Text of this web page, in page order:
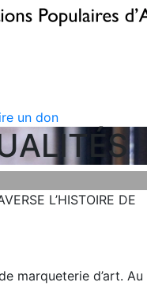
un don
L’HISTOIRE DE
marqueterie d’art. Au